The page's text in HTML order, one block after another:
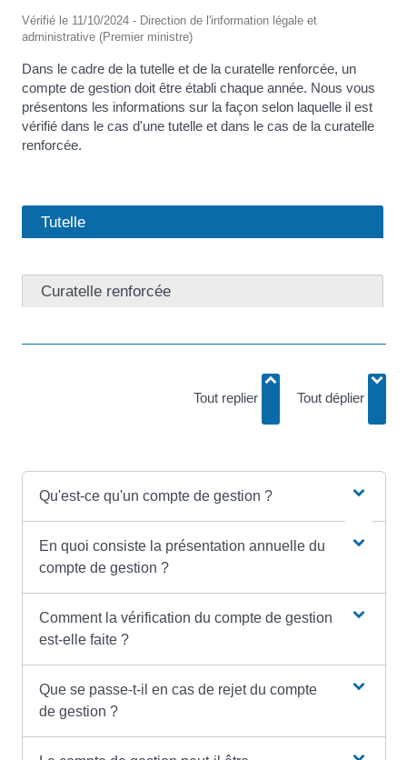
Vérifié le 11/10/2024 - Direction de l'information légale et
administrative (Premier ministre)
Dans le cadre de la tutelle et de la curatelle renforcée, un
compte de gestion doit être établi chaque année. Nous vous
présentons les informations sur la façon selon laquelle il est
vérifié dans le cas d'une tutelle et dans le cas de la curatelle
renforcée.
Tutelle
Curatelle renforcée
Tout replier Tout déplier
Qu'est-ce qu'un compte de gestion ?
En quoi consiste la présentation annuelle du
compte de gestion ?
Comment la vérification du compte de gestion
est-elle faite ?
Que se passe-t-il en cas de rejet du compte
de gestion ?